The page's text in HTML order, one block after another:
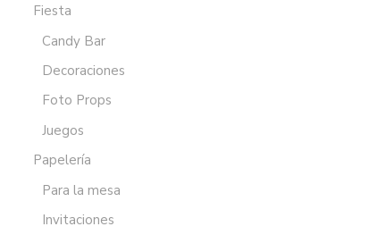
Fiesta
Candy Bar
Decoraciones
Foto Props
Juegos
Papelería
Para la mesa
Invitaciones